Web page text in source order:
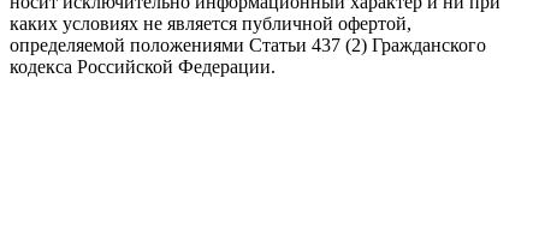
каких условиях не является публичной офертой,
определяемой положениями Статьи 437 (2) Гражданского
кодекса Российской Федерации.